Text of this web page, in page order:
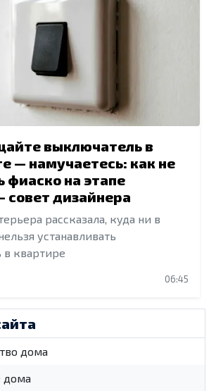
выключатель в
— намучаетесь: как не
фиаско на этапе
совет дизайнера
рассказала, куда ни в
устанавливать
квартире
06:45
дома
дома